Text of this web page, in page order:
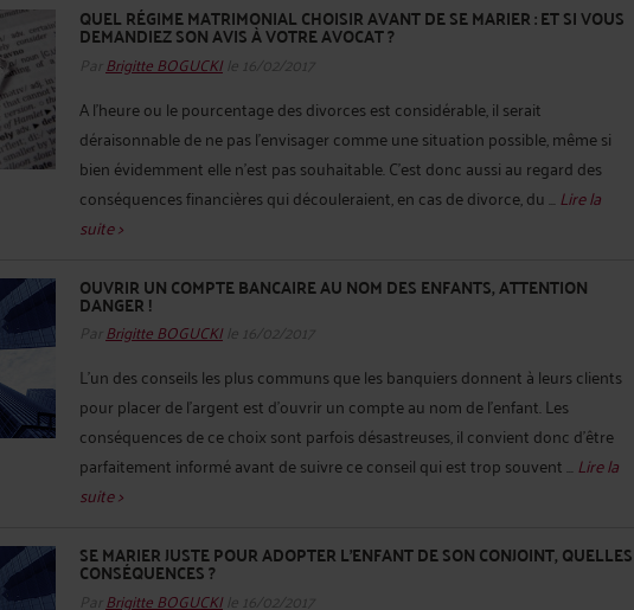
QUEL RÉGIME MATRIMONIAL CHOISIR AVANT DE SE MARIER : ET SI VOUS
DEMANDIEZ SON AVIS À VOTRE AVOCAT ?
Par Brigitte BOGUCKI le 16/02/2017
A l’heure ou le pourcentage des divorces est considérable, il serait
déraisonnable de ne pas l’envisager comme une situation possible, même si
bien évidemment elle n’est pas souhaitable. C’est donc aussi au regard des
conséquences financières qui découleraient, en cas de divorce, du ...Lire la
suite >
OUVRIR UN COMPTE BANCAIRE AU NOM DES ENFANTS, ATTENTION
DANGER !
Par Brigitte BOGUCKI le 16/02/2017
L’un des conseils les plus communs que les banquiers donnent à leurs clients
pour placer de l’argent est d’ouvrir un compte au nom de l’enfant. Les
conséquences de ce choix sont parfois désastreuses, il convient donc d’être
parfaitement informé avant de suivre ce conseil qui est trop souvent ...Lire la
suite >
SE MARIER JUSTE POUR ADOPTER L’ENFANT DE SON CONJOINT, QUELLES
CONSÉQUENCES ?
Par Brigitte BOGUCKI le 16/02/2017